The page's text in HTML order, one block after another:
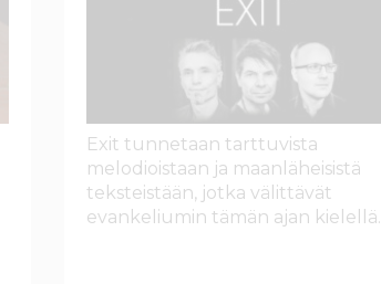
Exit tunnetaan tarttuvista
melodioistaan ja maanläheisistä
teksteistään, jotka välittävät
evankeliumin tämän ajan kielellä.